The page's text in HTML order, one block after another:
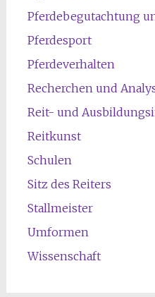
Pferdebegutachtung
Pferdesport
Pferdeverhalten
Recherchen und
Reit- und
Reitkunst
Schulen
Sitz des Reiters
Stallmeister
Umformen
Wissenschaft